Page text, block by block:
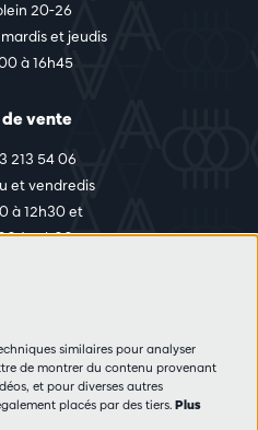
20-26
et jeudis
à 16h45
vente
213 54 06
et vendredis
à 12h30 et
à 17h00
des visiteurs
privée
similaires pour analyser
de montrer du contenu provenant
et pour diverses autres
placés par des tiers.Plus